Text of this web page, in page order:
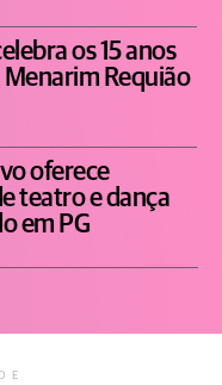
os 15 anos
Requião
oferece
teatro e dança
em PG